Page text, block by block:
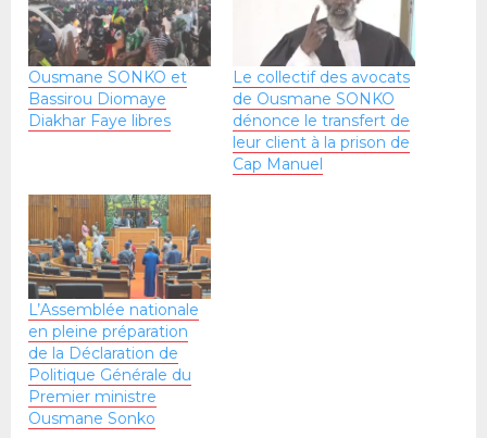
Ousmane SONKO et
Bassirou Diomaye
Diakhar Faye libres
Le collectif des avocats
de Ousmane SONKO
dénonce le transfert de
leur client à la prison de
Cap Manuel
L’Assemblée nationale
en pleine préparation
de la Déclaration de
Politique Générale du
Premier ministre
Ousmane Sonko